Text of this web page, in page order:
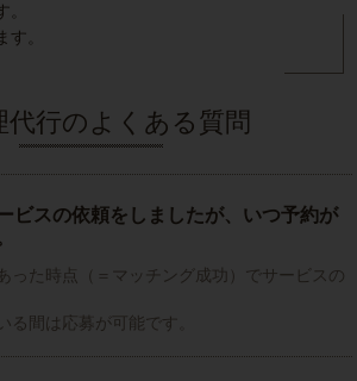
。
代行のよくある質問
ビスの依頼をしましたが、いつ予約が
った時点（＝マッチング成功）でサービスの
る間は応募が可能です。